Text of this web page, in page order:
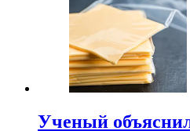
Ученый